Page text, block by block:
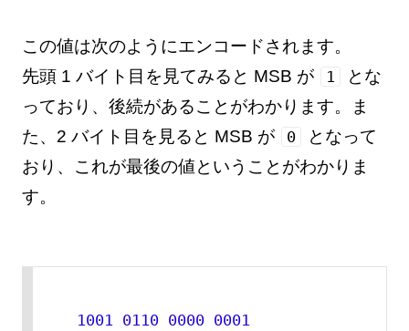
この値は次のようにエンコードされます。
先頭 1 バイト目を見てみると MSB が
1
とな
っており、後続があることがわかります。ま
た、2 バイト目を見ると MSB が
0
となって
おり、これが最後の値ということがわかりま
す。
1001 0110 0000 0001